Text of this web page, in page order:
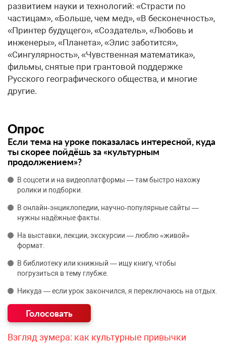
развитием науки и технологий: «Страсти по
частицам», «Больше, чем мед», «В бесконечность»,
«Принтер будущего», «Создатель», «Любовь и
инженеры», «Планета», «Элис заботится»,
«Сингулярность», «Чувственная математика»,
фильмы, снятые при грантовой поддержке
Русского географического общества, и многие
другие.
Опрос
Если тема на уроке показалась интересной, куда
ты скорее пойдёшь за «культурным
продолжением»?
В соцсети и на видеоплатформы — там быстро нахожу
ролики и подборки.
В онлайн‑энциклопедии, научно‑популярные сайты —
нужны надёжные факты.
На выставки, лекции, экскурсии — люблю «живой»
формат.
В библиотеку или книжный — ищу книгу, чтобы
погрузиться в тему глубже.
Никуда — если урок закончился, я переключаюсь на отдых.
Взгляд зумера: как культурные привычки